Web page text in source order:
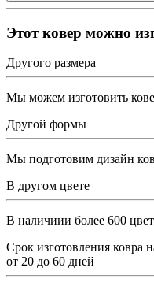
Этот ковер можно
Другого размера
Мы можем изготовить
Другой формы
Мы подготовим дизайн
В другом цвете
В наличиии более 600
Срок изготовления ковра
от 20 до 60 дней